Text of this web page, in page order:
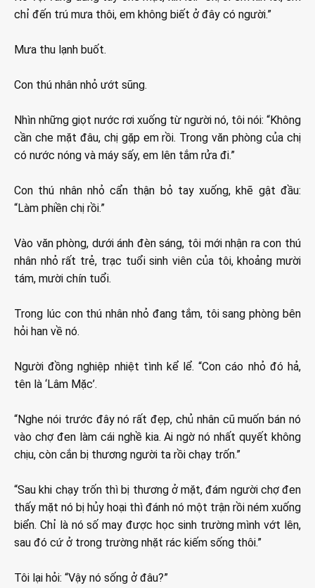
chỉ đến trú mưa thôi, em không biết ở đây có người.”
Mưa thu lạnh buốt.
Con thú nhân nhỏ ướt sũng.
Nhìn những giọt nước rơi xuống từ người nó, tôi nói: “Không
cần che mặt đâu, chị gặp em rồi. Trong văn phòng của chị
có nước nóng và máy sấy, em lên tắm rửa đi.”
Con thú nhân nhỏ cẩn thận bỏ tay xuống, khẽ gật đầu:
“Làm phiền chị rồi.”
Vào văn phòng, dưới ánh đèn sáng, tôi mới nhận ra con thú
nhân nhỏ rất trẻ, trạc tuổi sinh viên của tôi, khoảng mười
tám, mười chín tuổi.
Trong lúc con thú nhân nhỏ đang tắm, tôi sang phòng bên
hỏi han về nó.
Người đồng nghiệp nhiệt tình kể lể. “Con cáo nhỏ đó hả,
tên là ‘Lâm Mặc’.
“Nghe nói trước đây nó rất đẹp, chủ nhân cũ muốn bán nó
vào chợ đen làm cái nghề kia. Ai ngờ nó nhất quyết không
chịu, còn cắn bị thương người ta rồi chạy trốn.”
“Sau khi chạy trốn thì bị thương ở mặt, đám người chợ đen
thấy mặt nó bị hủy hoại thì đánh nó một trận rồi ném xuống
biển. Chỉ là nó số may được học sinh trường mình vớt lên,
sau đó cứ ở trong trường nhặt rác kiếm sống thôi.”
Tôi lại hỏi: “Vậy nó sống ở đâu?”